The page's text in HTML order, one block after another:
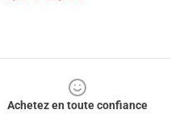
Achetez en toute confiance